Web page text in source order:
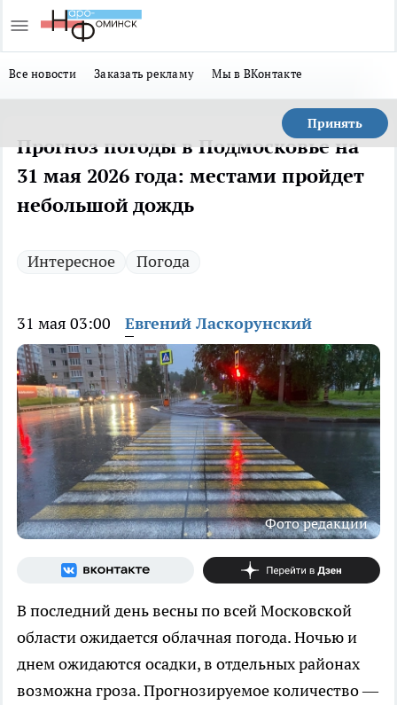
Все новости Заказать рекламу Мы в ВКонтакте
Принять
Прогноз погоды в Подмосковье на
31 мая 2026 года: местами пройдет
небольшой дождь
Интересное Погода
31 мая 03:00 Евгений Ласкорунский
Фото редакции
В последний день весны по всей Московской
области ожидается облачная погода. Ночью и
днем ожидаются осадки, в отдельных районах
возможна гроза. Прогнозируемое количество —